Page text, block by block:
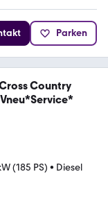
Parken
Country
(185 PS) • Diesel